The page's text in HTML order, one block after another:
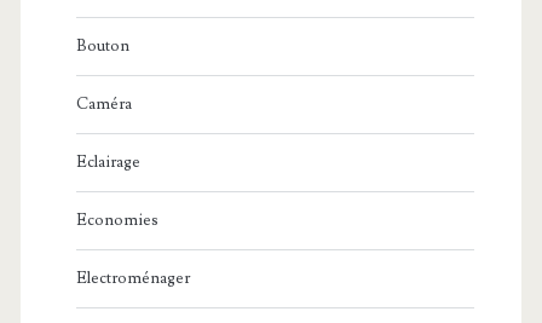
Bouton
Caméra
Eclairage
Economies
Electroménager